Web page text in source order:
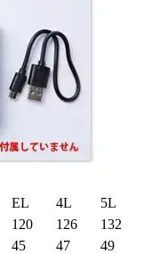
EL 4L
5L
120 126
132
45 47
49